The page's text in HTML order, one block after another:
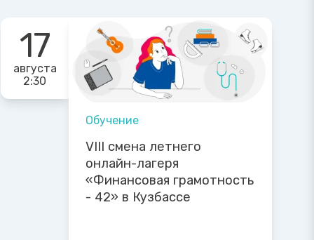
17
августа
2:30
Обучение
VIII смена летнего
онлайн-лагеря
«Финансовая грамотность
- 42» в Кузбассе